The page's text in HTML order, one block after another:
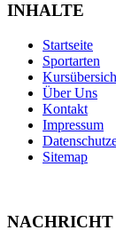
INHALTE
Startseite
Sportarten
Über Uns
Kontakt
Impressum
Sitemap